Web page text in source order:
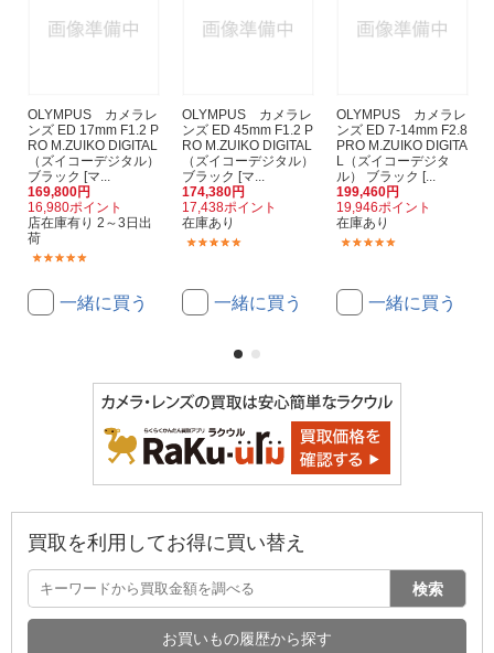
OLYMPUS カメラレ
ンズ ED 17mm F1.2 P
RO M.ZUIKO DIGITAL
（ズイコーデジタル）
ブラック [マ...
169,800円
16,980ポイント
店在庫有り 2～3日出
荷
一緒に買う
OLYMPUS カメラレ
ンズ ED 45mm F1.2 P
RO M.ZUIKO DIGITAL
（ズイコーデジタル）
ブラック [マ...
174,380円
17,438ポイント
在庫あり
一緒に買う
OLYMPUS カメラレ
ンズ ED 7-14mm F2.8
PRO M.ZUIKO DIGITA
L（ズイコーデジタ
ル） ブラック [...
199,460円
19,946ポイント
在庫あり
一緒に買う
買取を利用してお得に買い替え
検索
お買いもの履歴から探す